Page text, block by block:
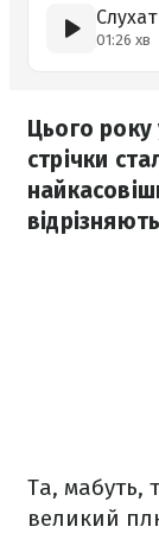
01:26 хв
Цього року
стрічки
Та, мабуть,
великий